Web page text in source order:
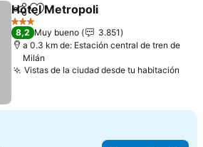
CompartirAgregar a favoritos
Hotel Metropoli
3 Estrellas
8,2 Muy bueno
3.851
a 0.3 km de: Estación central de tren de
Milán
Vistas de la ciudad desde tu habitación